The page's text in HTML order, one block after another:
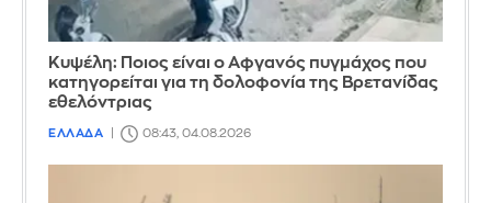
Κυψέλη: Ποιος είναι ο Αφγανός πυγμάχος που
κατηγορείται για τη δολοφονία της Βρετανίδας
εθελόντριας
ΕΛΛΑΔΑ 08:43, 04.08.2026